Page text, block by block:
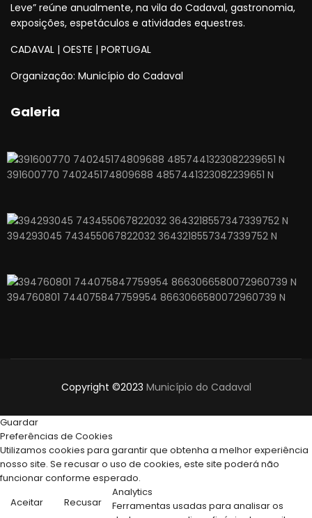
Leve” reúne anualmente, na vila do Cadaval, gastronomia,
exposições, espetáculos e atividades equestres.
CADAVAL | OESTE | PORTUGAL
Organização: Município do Cadaval
Galeria
391600770 740245174809688 4857441323082239651 N
394293045 743455067822032 3643218557347339752 N
394760801 744075847759954 8663066580072960739 N
Copyright ©2023 Município do Cadaval
Guardar
Preferências de Cookies
Utilizamos cookies para garantir que obtenha a melhor experiência
nosso site. Se recusar o uso de cookies, este site poderá não
funcionar conforme esperado.
Aceitar
Recusar
Analytics
Ferramentas usadas para analisar os